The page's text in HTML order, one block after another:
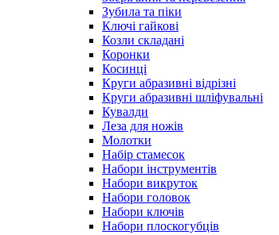
Зубила та піки
Ключі гайкові
Козли складані
Коронки
Косинці
Круги абразивні відрізні
Круги абразивні шліфувальні
Кувалди
Леза для ножів
Молотки
Набір стамесок
Набори інструментів
Набори викруток
Набори головок
Набори ключів
Набори плоскогубців